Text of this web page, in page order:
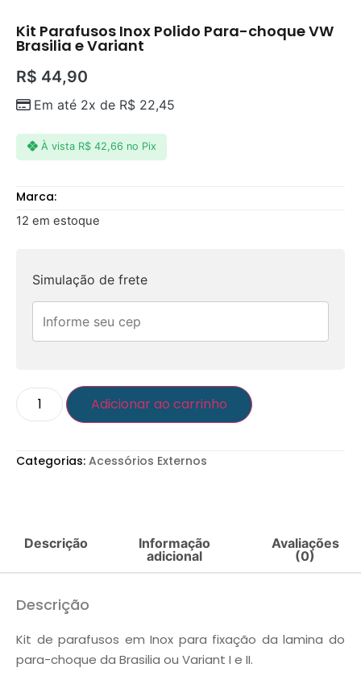
Kit Parafusos Inox Polido Para-choque VW
Brasilia e Variant
R$ 44,90
Em até 2x de R$ 22,45
À vista R$42,66 no Pix
Marca:
12 em estoque
Simulação de frete
Adicionar ao carrinho
Categorias: Acessórios Externos
Descrição
Informação
adicional
Avaliações
(0)
Descrição
Kit de parafusos em Inox para fixação da lamina do
para-choque da Brasilia ou Variant I e II.